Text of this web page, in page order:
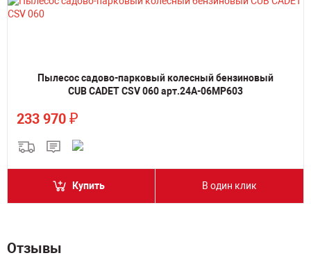
Пылесос садово-парковый колесный бензиновый
CUB CADET CSV 060 арт.24A-06MP603
233 970 ₽
Купить В один клик
Отзывы